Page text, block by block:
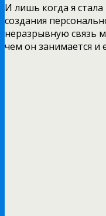
И лишь когда я
создания
неразрывную связь
чем он занимается и